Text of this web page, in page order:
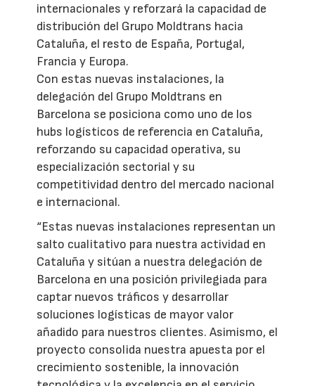
internacionales y reforzará la capacidad de
distribución del Grupo Moldtrans hacia
Cataluña, el resto de España, Portugal,
Francia y Europa.
Con estas nuevas instalaciones, la
delegación del Grupo Moldtrans en
Barcelona se posiciona como uno de los
hubs logísticos de referencia en Cataluña,
reforzando su capacidad operativa, su
especialización sectorial y su
competitividad dentro del mercado nacional
e internacional.
“Estas nuevas instalaciones representan un
salto cualitativo para nuestra actividad en
Cataluña y sitúan a nuestra delegación de
Barcelona en una posición privilegiada para
captar nuevos tráficos y desarrollar
soluciones logísticas de mayor valor
añadido para nuestros clientes. Asimismo, el
proyecto consolida nuestra apuesta por el
crecimiento sostenible, la innovación